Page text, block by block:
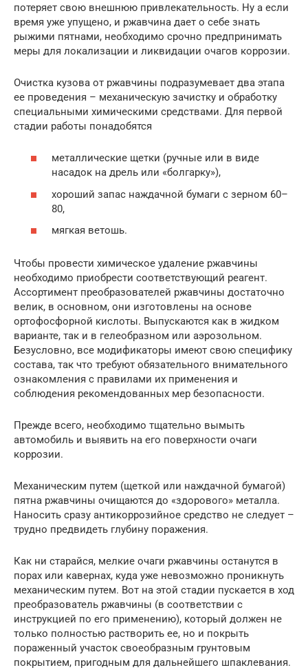
потеряет свою внешнюю привлекательность. Ну а если
время уже упущено, и ржавчина дает о себе знать
рыжими пятнами, необходимо срочно предпринимать
меры для локализации и ликвидации очагов коррозии.
Очистка кузова от ржавчины подразумевает два этапа
ее проведения – механическую зачистку и обработку
специальными химическими средствами. Для первой
стадии работы понадобятся
металлические щетки (ручные или в виде
насадок на дрель или «болгарку»),
хороший запас наждачной бумаги с зерном 60–
80,
мягкая ветошь.
Чтобы провести химическое удаление ржавчины
необходимо приобрести соответствующий реагент.
Ассортимент преобразователей ржавчины достаточно
велик, в основном, они изготовлены на основе
ортофосфорной кислоты. Выпускаются как в жидком
варианте, так и в гелеобразном или аэрозольном.
Безусловно, все модификаторы имеют свою специфику
состава, так что требуют обязательного внимательного
ознакомления с правилами их применения и
соблюдения рекомендованных мер безопасности.
Прежде всего, необходимо тщательно вымыть
автомобиль и выявить на его поверхности очаги
коррозии.
Механическим путем (щеткой или наждачной бумагой)
пятна ржавчины очищаются до «здорового» металла.
Наносить сразу антикоррозийное средство не следует –
трудно предвидеть глубину поражения.
Как ни старайся, мелкие очаги ржавчины останутся в
порах или кавернах, куда уже невозможно проникнуть
механическим путем. Вот на этой стадии пускается в ход
преобразователь ржавчины (в соответствии с
инструкцией по его применению), который должен не
только полностью растворить ее, но и покрыть
пораженный участок своеобразным грунтовым
покрытием, пригодным для дальнейшего шпаклевания.